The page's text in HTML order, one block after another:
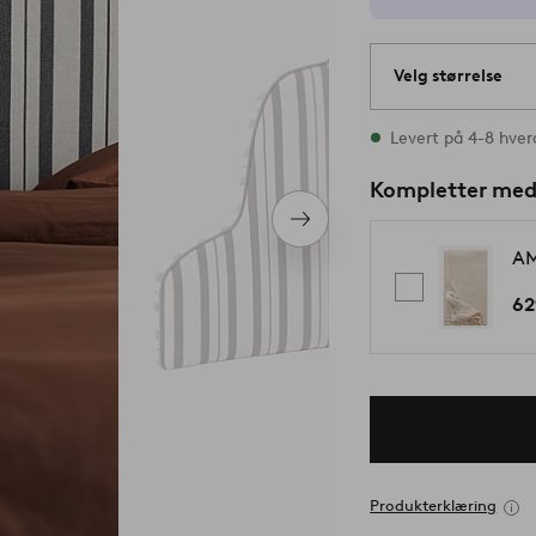
Neste
produkt
Velg størrelse
Alle størrelser
Levert på 4-8
Kompletter
Produkterklæring